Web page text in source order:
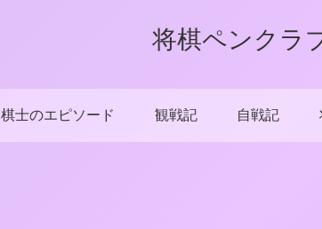
将棋ペンクラ
棋士のエピソード 観戦記 自戦記